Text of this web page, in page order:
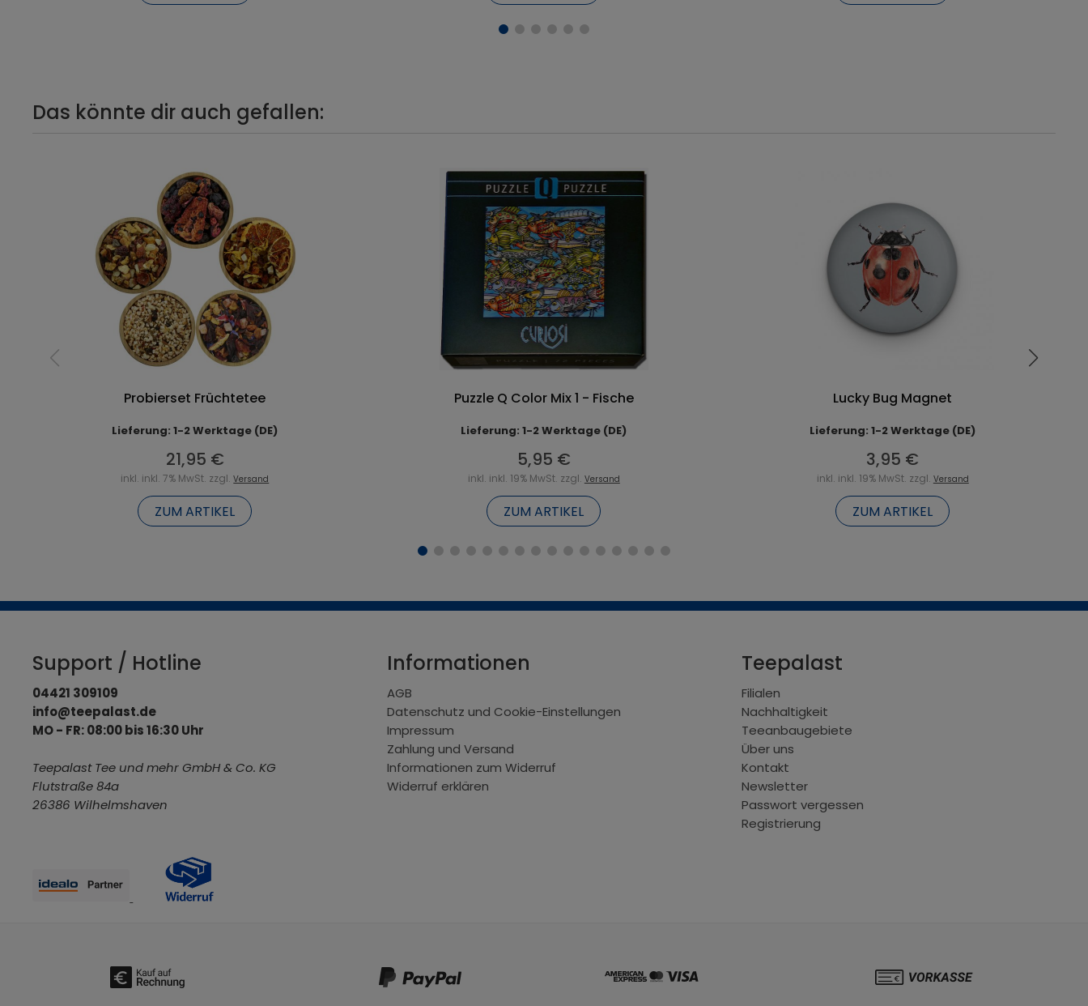
Das könnte dir auch gefallen:
Probierset Früchtetee
Lieferung: 1-2 Werktage (DE)
21,95 €
inkl. inkl. 7% MwSt. zzgl.Versand
ZUM ARTIKEL
Puzzle Q Color Mix 1 - Fische
Lieferung: 1-2 Werktage (DE)
5,95 €
inkl. inkl. 19% MwSt. zzgl. Versand
ZUM ARTIKEL
Lucky Bug Magnet
Lieferung: 1-2 Werktage (DE)
3,95 €
inkl. inkl. 19% MwSt. zzgl. Versand
ZUM ARTIKEL
Support / Hotline
04421 309109
info@teepalast.de
MO - FR: 08:00 bis 16:30 Uhr
Teepalast Tee und mehr GmbH & Co. KG
Flutstraße 84a
26386 Wilhelmshaven
Informationen
AGB
Datenschutz und Cookie-Einstellungen
Impressum
Zahlung und Versand
Informationen zum Widerruf
Widerruf erklären
Teepalast
Filialen
Nachhaltigkeit
Teeanbaugebiete
Über uns
Kontakt
Newsletter
Passwort vergessen
Registrierung